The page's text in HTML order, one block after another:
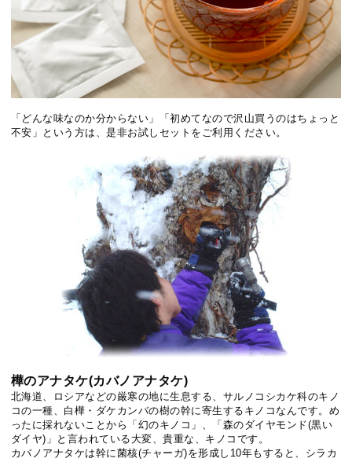
「どんな味なのか分からない」「初めてなので沢山買うのはちょっと
不安」という方は、是非お試しセットをご利用ください。
樺のアナタケ(カバノアナタケ)
北海道、ロシアなどの厳寒の地に生息する、サルノコシカケ科のキノ
コの一種、白樺・ダケカンバの樹の幹に寄生するキノコなんです。め
ったに採れないことから「幻のキノコ」、「森のダイヤモンド(黒い
ダイヤ)」と言われている大変、貴重な、キノコです。
カバノアナタケは幹に菌核(チャーガ)を形成し10年もすると、シラカ